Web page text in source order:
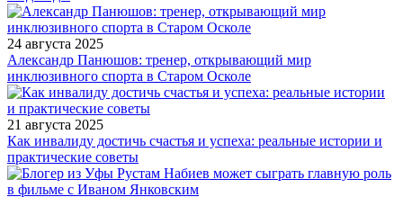
24 августа 2025
Александр Панюшов: тренер, открывающий мир
инклюзивного спорта в Старом Осколе
21 августа 2025
Как инвалиду достичь счастья и успеха: реальные истории и
практические советы